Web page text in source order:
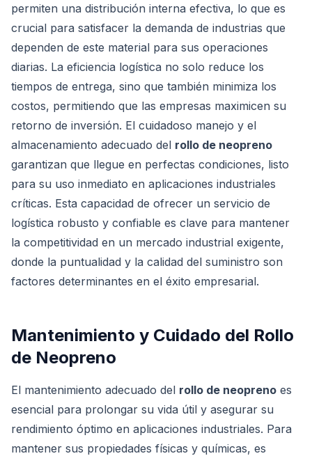
permiten una distribución interna efectiva, lo que es
crucial para satisfacer la demanda de industrias que
dependen de este material para sus operaciones
diarias. La eficiencia logística no solo reduce los
tiempos de entrega, sino que también minimiza los
costos, permitiendo que las empresas maximicen su
retorno de inversión. El cuidadoso manejo y el
almacenamiento adecuado del rollo de neopreno
garantizan que llegue en perfectas condiciones, listo
para su uso inmediato en aplicaciones industriales
críticas. Esta capacidad de ofrecer un servicio de
logística robusto y confiable es clave para mantener
la competitividad en un mercado industrial exigente,
donde la puntualidad y la calidad del suministro son
factores determinantes en el éxito empresarial.
Mantenimiento y Cuidado del Rollo
de Neopreno
El mantenimiento adecuado del rollo de neopreno es
esencial para prolongar su vida útil y asegurar su
rendimiento óptimo en aplicaciones industriales. Para
mantener sus propiedades físicas y químicas, es